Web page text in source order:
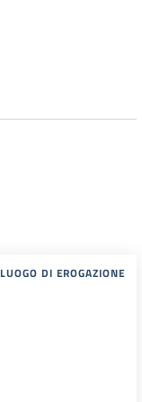
LUOGO DI EROGAZIONE